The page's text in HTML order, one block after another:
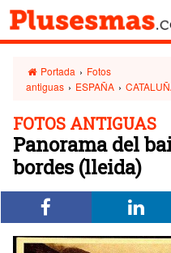
Portada › Fotos
antiguas › ESPAÑA ›
FOTOS ANTIGUAS
Panorama del
bordes (lleida)